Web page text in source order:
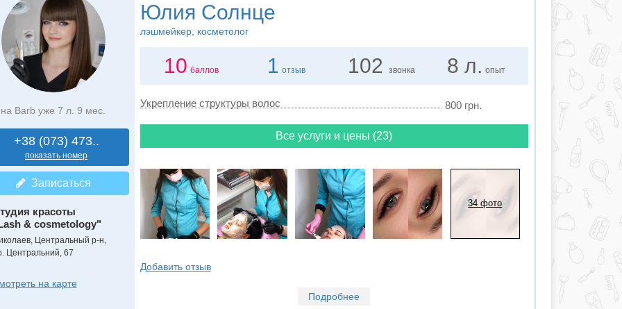
на Barb уже 7 л. 9 мес.
+38 (073) 473..
показать номер
Записаться
красоты
& cosmetology"
Центральный р-н,
Центральний, 67
на карте
Юлия Солнце
лэшмейкер, косметолог
10 баллов 1 отзыв 102 звонка 8 л. опыт
Укрепление структуры волос 800 грн.
Все услуги и цены (23)
34 фото
Добавить отзыв
Подробнее